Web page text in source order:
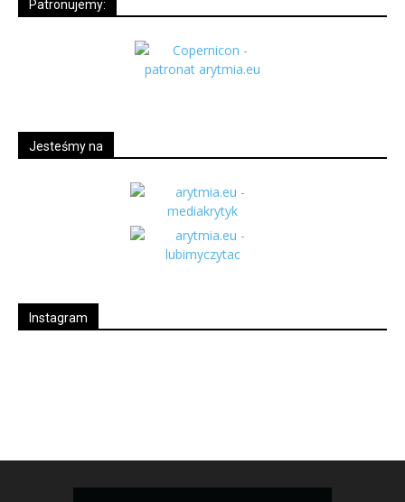
Patronujemy:
Jesteśmy na
Instagram